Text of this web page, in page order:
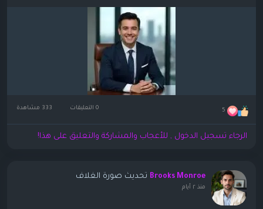
5 0 التعليقات
الرجاء تسجيل الدخول , للأعجاب والمشاركة والتعليق على هذا!
Brooks Monroe تحديث صورة الغلاف
منذ ٢ أيام